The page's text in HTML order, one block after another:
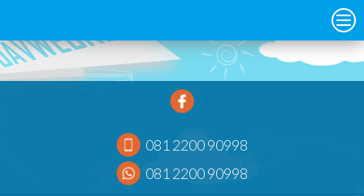
081 2200 90998
081 2200 90998